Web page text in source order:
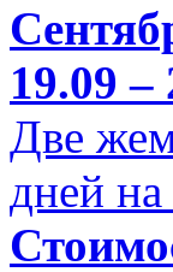
19.09 –
Две
дней